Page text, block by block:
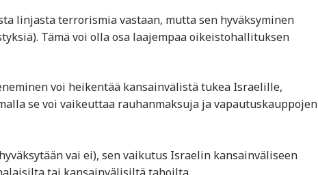
linjasta terrorismia vastaan, mutta sen hyväksyminen
Tämä voi olla osa laajempaa oikeistohallituksen
voi heikentää kansainvälistä tukea Israelille,
se voi vaikeuttaa rauhan­maksuja ja vapautuskauppojen
vai ei), sen vaikutus Israelin kansainväliseen